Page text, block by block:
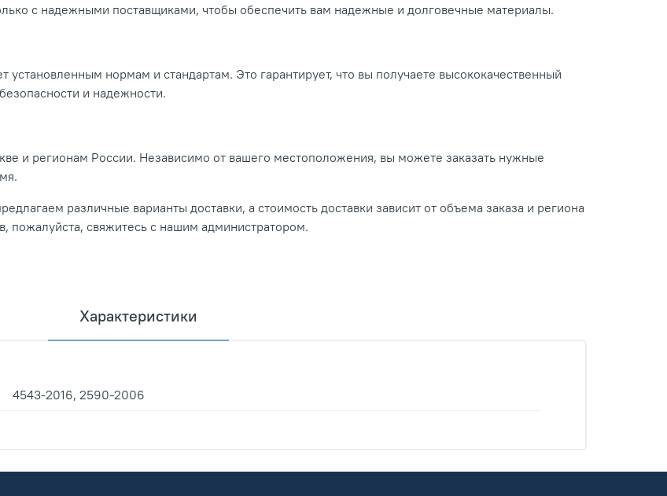
с надежными поставщиками, чтобы обеспечить вам надежные и долговечные материалы.
установленным нормам и стандартам. Это гарантирует, что вы получаете высококачественный
и надежности.
и регионам России. Независимо от вашего местоположения, вы можете заказать нужные
различные варианты доставки, а стоимость доставки зависит от объема заказа и региона
пожалуйста, свяжитесь с нашим администратором.
Характеристики
4543-2016, 2590-2006